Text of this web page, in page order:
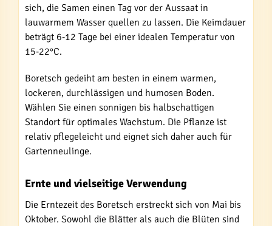
sich, die Samen einen Tag vor der Aussaat in
lauwarmem Wasser quellen zu lassen. Die Keimdauer
beträgt 6-12 Tage bei einer idealen Temperatur von
15-22°C.
Boretsch gedeiht am besten in einem warmen,
lockeren, durchlässigen und humosen Boden.
Wählen Sie einen sonnigen bis halbschattigen
Standort für optimales Wachstum. Die Pflanze ist
relativ pflegeleicht und eignet sich daher auch für
Gartenneulinge.
Ernte und vielseitige Verwendung
Die Erntezeit des Boretsch erstreckt sich von Mai bis
Oktober. Sowohl die Blätter als auch die Blüten sind